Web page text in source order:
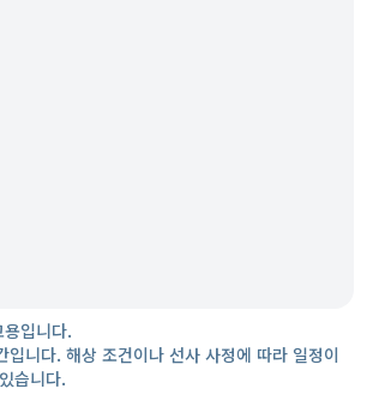
입니다.
입니다. 해상 조건이나 선사 사정에 따라 일정이
습니다.